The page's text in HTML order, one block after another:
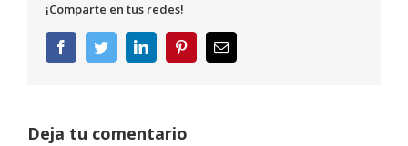
¡Comparte en tus redes!
FacebookTwitterLinkedInPinterestCorreo
electrónico
Deja tu comentario